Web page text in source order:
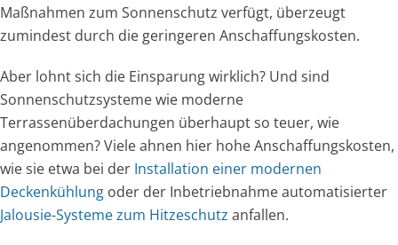
Maßnahmen zum Sonnenschutz verfügt, überzeugt
zumindest durch die geringeren Anschaffungskosten.
Aber lohnt sich die Einsparung wirklich? Und sind
Sonnenschutzsysteme wie moderne
Terrassenüberdachungen überhaupt so teuer, wie
angenommen? Viele ahnen hier hohe Anschaffungskosten,
wie sie etwa bei der Installation einer modernen
Deckenkühlung oder der Inbetriebnahme automatisierter
Jalousie-Systeme zum Hitzeschutz anfallen.